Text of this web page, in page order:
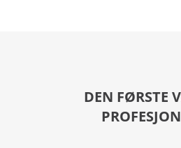
DEN FØRSTE